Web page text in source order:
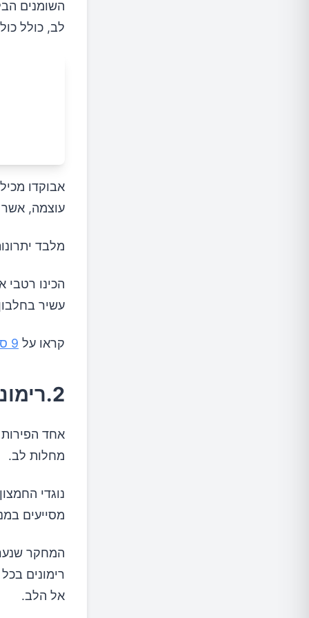
18.דגים
השומנים
לב, כולל
עוצמה,
מלבד
הכינו רטבי
עשיר
קראו על 9 סיבות לאכול יותר אבוקדו
2.רימונים
אחד הפירות
מחלות לב.
נוגדי
מסייעים
המחקר
אל הלב.